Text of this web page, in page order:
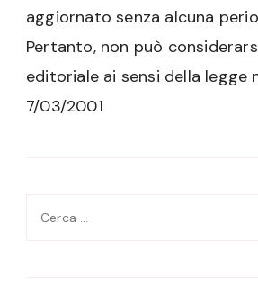
aggiornato senza alcuna
Pertanto, non può
editoriale ai sensi della legge
7/03/2001
Ricerca